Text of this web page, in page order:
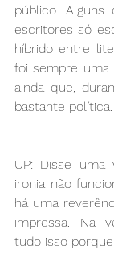
público. Alguns
escritores só
híbrido entre
foi sempre uma
ainda que,
bastante política.
UP: Disse
ironia não
há uma
impressa. Na
tudo isso